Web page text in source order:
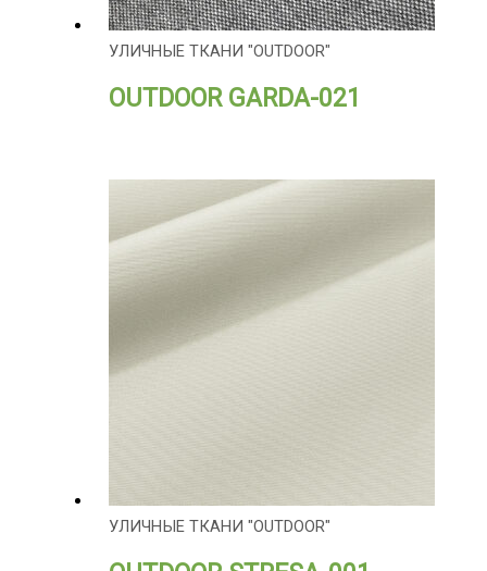
УЛИЧНЫЕ ТКАНИ "OUTDOOR"
OUTDOOR GARDA-021
УЛИЧНЫЕ ТКАНИ "OUTDOOR"